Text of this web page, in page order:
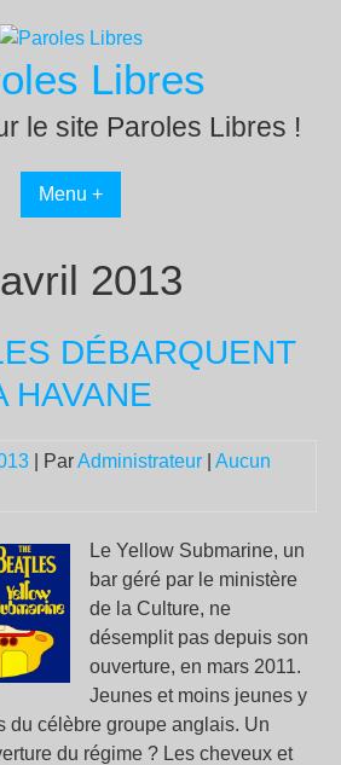
Libres
le site Paroles Libres !
Menu +
2013
DÉBARQUENT
HAVANE
| ParAdministrateur
Aucun
Le Yellow Submarine, un
bar géré par le ministère
de la Culture, ne
désemplit pas depuis son
ouverture, en mars 2011.
Jeunes et moins jeunes y
du célèbre groupe anglais. Un
du régime ? Les cheveux et